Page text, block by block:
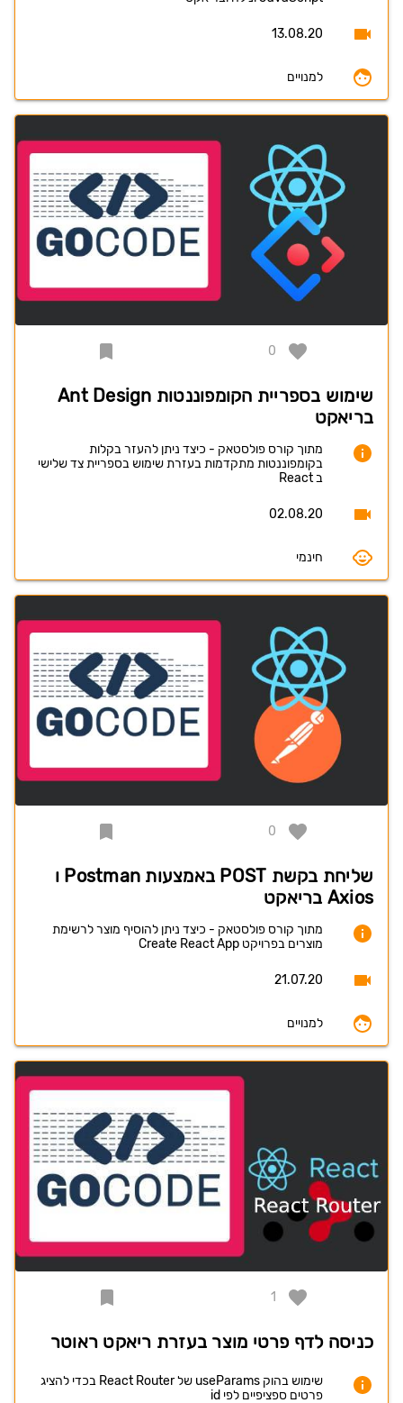
13.08.20
למנויים
0
שימוש בספריית הקומפוננטות Ant Design
בריאקט
מתוך קורס פולסטאק - כיצד ניתן להעזר בקלות
בקומפוננטות מתקדמות בעזרת שימוש בספריית צד שלישי
ב React
02.08.20
חינמי
0
שליחת בקשת POST באמצעות Postman ו
Axios בריאקט
מתוך קורס פולסטאק - כיצד ניתן להוסיף מוצר לרשימת
מוצרים בפרויקט Create React App
21.07.20
למנויים
1
כניסה לדף פרטי מוצר בעזרת ריאקט ראוטר
שימוש בהוק useParams של React Router בכדי להציג
פרטים ספציפיים לפי id